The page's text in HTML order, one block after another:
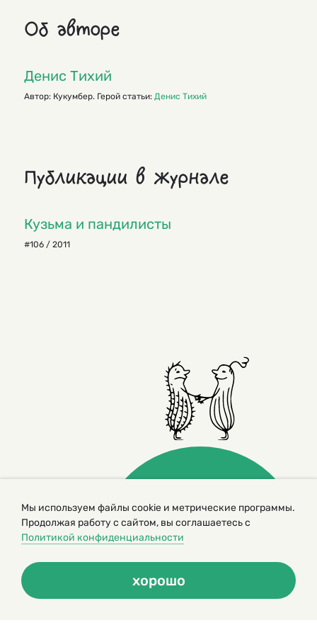
Об авторе
Денис Тихий
Автор: Кукумбер. Герой статьи: Денис Тихий
Публикации в журнале
Кузьма и пандилисты
#106 / 2011
© 2000 – 2026. Кукумбер. Литературный иллюстрированный
журнал для детей
сайта
Политика конфиденциальности
Мы используем файлы cookie и метрические программы.
Продолжая работу с сайтом, вы соглашаетесь с
Политикой конфиденциальности
хорошо